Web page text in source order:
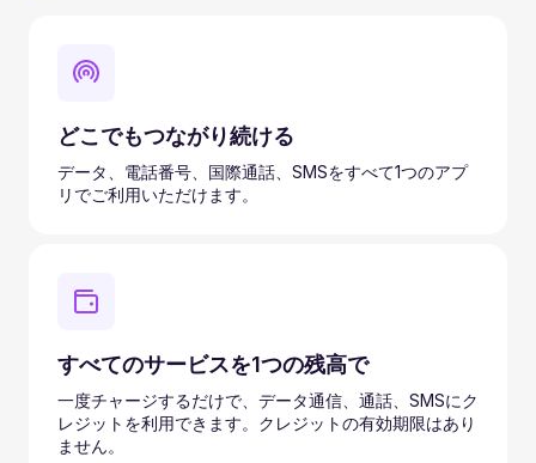
どこでもつながり続ける
データ、電話番号、国際通話、SMSをすべて1つのアプ
リでご利用いただけます。
すべてのサービスを1つの残高で
一度チャージするだけで、データ通信、通話、SMSにク
レジットを利用できます。クレジットの有効期限はあり
ません。